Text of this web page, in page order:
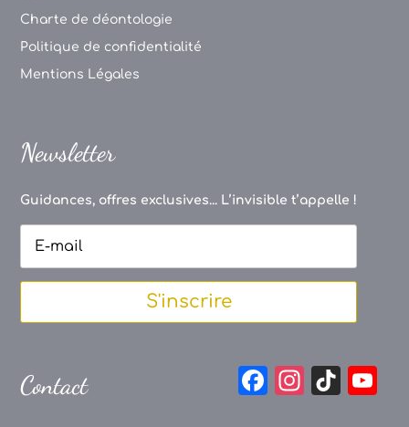
Charte de déontologie
Politique de confidentialité
Mentions Légales
Newsletter
Guidances, offres exclusives... L’invisible t’appelle !
S'inscrire
Contact
F
In Ti